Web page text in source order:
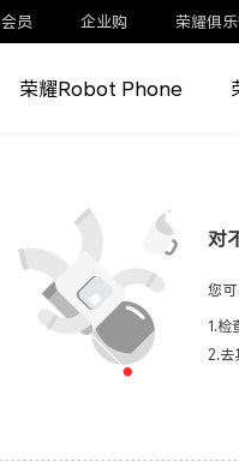
会员 企业购 荣耀俱
荣耀Robot Phone
对
您
1.检
2.去